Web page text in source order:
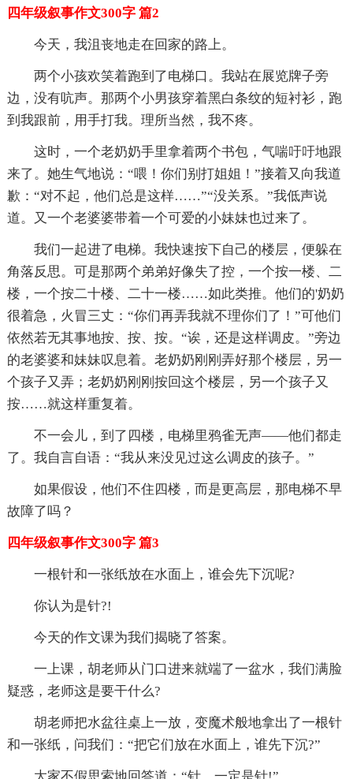
四年级叙事作文300字 篇2
今天，我沮丧地走在回家的路上。
两个小孩欢笑着跑到了电梯口。我站在展览牌子旁
边，没有吭声。那两个小男孩穿着黑白条纹的短衬衫，跑
到我跟前，用手打我。理所当然，我不疼。
这时，一个老奶奶手里拿着两个书包，气喘吁吁地跟
来了。她生气地说：“喂！你们别打姐姐！”接着又向我道
歉：“对不起，他们总是这样……”“没关系。”我低声说
道。又一个老婆婆带着一个可爱的小妹妹也过来了。
我们一起进了电梯。我快速按下自己的楼层，便躲在
角落反思。可是那两个弟弟好像失了控，一个按一楼、二
楼，一个按二十楼、二十一楼……如此类推。他们的'奶奶
很着急，火冒三丈：“你们再弄我就不理你们了！”可他们
依然若无其事地按、按、按。“诶，还是这样调皮。”旁边
的老婆婆和妹妹叹息着。老奶奶刚刚弄好那个楼层，另一
个孩子又弄；老奶奶刚刚按回这个楼层，另一个孩子又
按……就这样重复着。
不一会儿，到了四楼，电梯里鸦雀无声——他们都走
了。我自言自语：“我从来没见过这么调皮的孩子。”
如果假设，他们不住四楼，而是更高层，那电梯不早
故障了吗？
四年级叙事作文300字 篇3
一根针和一张纸放在水面上，谁会先下沉呢?
你认为是针?!
今天的作文课为我们揭晓了答案。
一上课，胡老师从门口进来就端了一盆水，我们满脸
疑惑，老师这是要干什么?
胡老师把水盆往桌上一放，变魔术般地拿出了一根针
和一张纸，问我们：“把它们放在水面上，谁先下沉?”
大家不假思索地回答道：“针，一定是针!”